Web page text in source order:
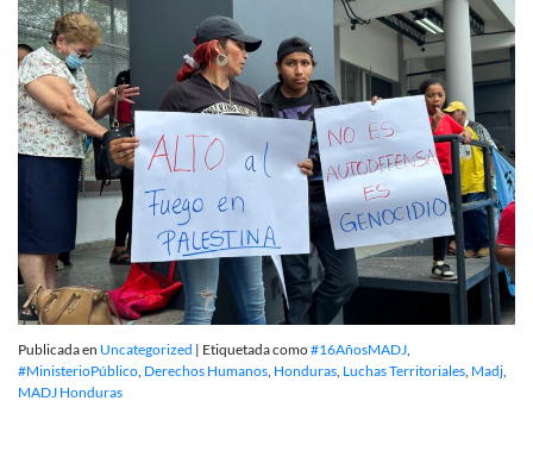
Publicada en Uncategorized | Etiquetada como#16AñosMADJ
#MinisterioPúblico Derechos Humanos Honduras Luchas Territoriales Madj
MADJ Honduras